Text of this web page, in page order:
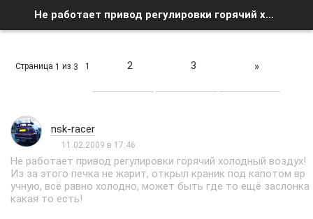
Не работает привод регулировки горячий холодный воздух! - Список форумов
Страница 1 из 3 1 2 3 »
nsk-racer
11.02.2009 в 17:46
Не работает привод регулировки горячий холодный воздух!
Из за этого печка не жарит, открыл краник под капотом вр
учную, всё равно холодно, может быть где то ещё заслонка
какая то есть!